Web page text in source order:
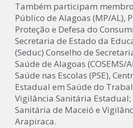
Também participam
Público de Alagoas (MP/AL),
Proteção e Defesa do
Secretaria de Estado da
(Seduc) Conselho de
Saúde de Alagoas (COSEMS/
Saúde nas Escolas (PSE),
Estadual em Saúde do
Vigilância Sanitária
Sanitária de Maceió e
Arapiraca.